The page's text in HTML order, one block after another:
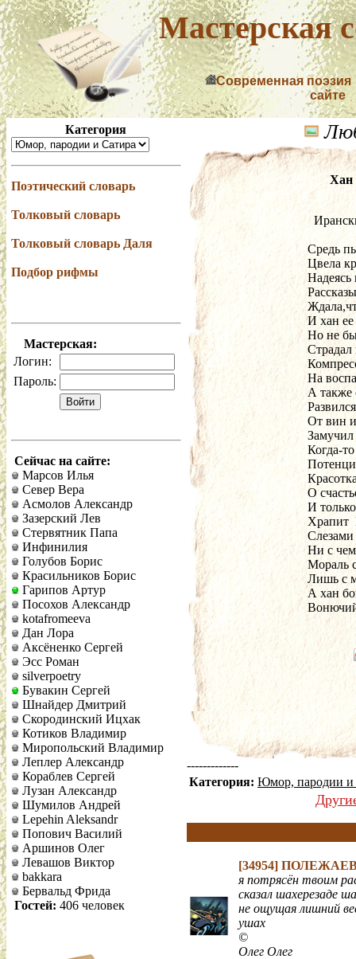
Мастерская
Современная поэзия
сайте
Категория
Поэтический словарь
Толковый словарь
Толковый словарь Даля
Подбор рифмы
Мастерская:
Логин:
Пароль:
Сейчас на сайте:
Марсов Илья
Север Вера
Асмолов Александр
Зазерский Лев
Стервятник Папа
Инфинилия
Голубов Борис
Красильников Борис
Гарипов Артур
Посохов Александр
kotafromeeva
Дан Лора
Аксёненко Сергей
Эсс Роман
silverpoetry
Бувакин Сергей
Шнайдер Дмитрий
Скородинский Ицхак
Котиков Владимир
Миропольский Владимир
Леплер Александр
Кораблев Сергей
Лузан Александр
Шумилов Андрей
Lepehin Aleksandr
Попович Василий
Аршинов Олег
Левашов Виктор
bakkara
Бервальд Фрида
Гостей: 406 человек
Хан
Средь
Цвела
Надеясь
И хан
Но не
На
А также
От вин
Замучил
Когда-
О
И
Храпит
Слезами
Ни с чем
Мораль
Лишь с
А хан
-------------
Категория: Юмор, пародии и
[34954]
я потрясён твоим
сказал шахерезаде
не ощущая лишний
ушах
©
Олег Олег